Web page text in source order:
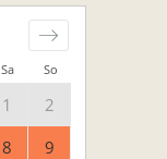
Sa So
1
2
8
9